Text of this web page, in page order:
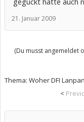
21. Januar 2009
(Du musst angemeldet
Thema: Woher DFI
<